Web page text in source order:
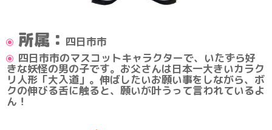
所属： 四日市市
四日市市のマスコットキャラクターで、いたずら好
きな妖怪の男の子です。お父さんは日本一大きいカラク
リ人形「大入道」。伸ばしたいお願い事をしながら、ボ
クの伸びる舌に触ると、願いが叶うって言われているよ
ん！